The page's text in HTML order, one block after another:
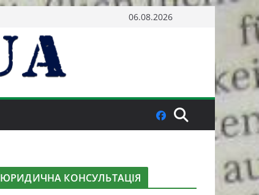
06.08.2026
ЮРИДИЧНА КОНСУЛЬТАЦІЯ